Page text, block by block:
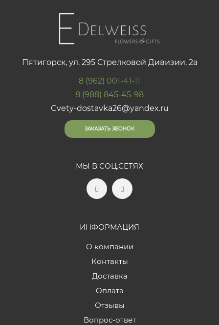
Пятигорск, ул. 295 Стрелковой Дивизии, 2а
8 (962) 001-41-11
8 (988) 845-45-98
Cvety-dostavka26@yandex.ru
ЗАКАЗАТЬ ЗВОНОК
МЫ В СОЦ.СЕТЯХ
ИНФОРМАЦИЯ
О компании
Контакты
Доставка
Оплата
Отзывы
Вопрос-ответ